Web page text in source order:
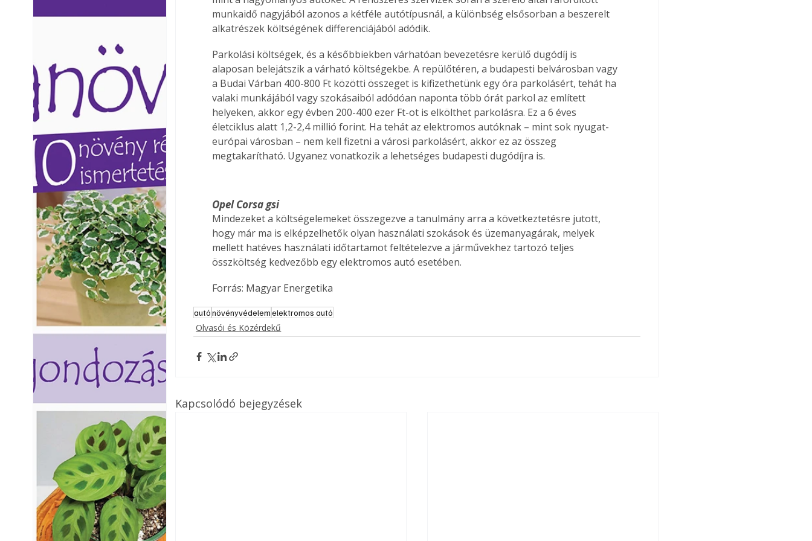
Ezermester lapszámai. A
Laptapir kényelmes megoldás,
munkaidő nagyjából azonos a kétféle autótípusnál, a különbség elsősorban a beszerelt
alkatrészek költségének differenciájából adódik.
Parkolási költségek, és a későbbiekben várhatóan bevezetésre kerülő dugódíj is
alaposan belejátszik a várható költségekbe. A repülőtéren, a budapesti belvárosban vagy
a Budai Várban 400-800 Ft közötti összeget is kifizethetünk egy óra parkolásért, tehát ha
valaki munkájából vagy szokásaiból adódóan naponta több órát parkol az említett
helyeken, akkor egy évben 200-400 ezer Ft-ot is elkölthet parkolásra. Ez a 6 éves
életciklus alatt 1,2-2,4 millió forint. Ha tehát az elektromos autóknak – mint sok nyugat-
európai városban – nem kell fizetni a városi parkolásért, akkor ez az összeg
megtakarítható. Ugyanez vonatkozik a lehetséges budapesti dugódíjra is.
Opel Corsa gsi
Mindezeket a költségelemeket összegezve a tanulmány arra a következtetésre jutott,
hogy már ma is elképzelhetők olyan használati szokások és üzemanyagárak, melyek
mellett hatéves használati időtartamot feltételezve a járművekhez tartozó teljes
összköltség kedvezőbb egy elektromos autó esetében.
Forrás: Magyar Energetika
autónövényvédelemelektromos autó
Olvasói és Közérdekű
Kapcsolódó bejegyzések